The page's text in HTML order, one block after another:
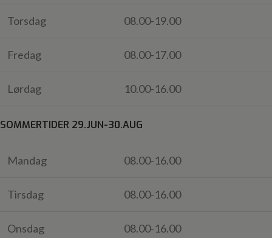
Torsdag 08.00-19.00
Fredag 08.00-17.00
Lørdag 10.00-16.00
SOMMERTIDER 29.JUN-30.AUG
Mandag 08.00-16.00
Tirsdag 08.00-16.00
Onsdag 08.00-16.00